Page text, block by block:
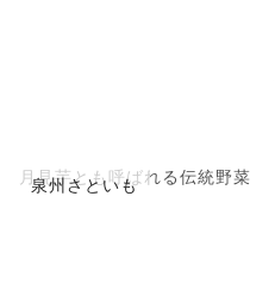
泉州さといも
月見芋とも呼ばれる伝統野菜